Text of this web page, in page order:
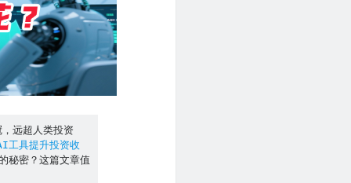
远超人类投资
工具提升投资收
秘密？这篇文章值